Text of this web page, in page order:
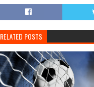
RELATED POSTS